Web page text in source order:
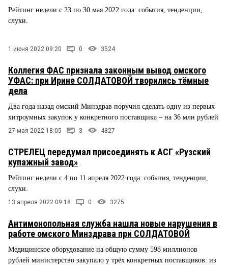
Рейтинг недели с 23 по 30 мая 2022 года: события, тенденции,
слухи.
1 июня 2022 09:20 0 3524
Коллегия ФАС признала законным вывод омского
УФАС: при Ирине СОЛДАТОВОЙ творились тёмные
дела
Два года назад омский Минздрав поручил сделать одну из первых
хитроумных закупок у конкретного поставщика – на 36 млн рублей
27 мая 2022 18:05 3 4827
СТРЕЛЕЦ передумал присоединять к АСГ «Рузский
купажный завод»
Рейтинг недели с 4 по 11 апреля 2022 года: события, тенденции,
слухи.
13 апреля 2022 09:18 0 3275
Антимонопольная служба нашла новые нарушения в
работе омского Минздрава при СОЛДАТОВОЙ
Медицинское оборудование на общую сумму 598 миллионов
рублей министерство закупало у трёх конкретных поставщиков: из